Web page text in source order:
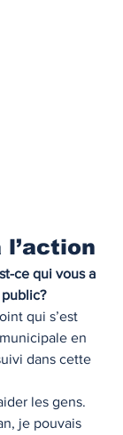
l’action
ce qui vous a
qui s’est
en
dans cette
les gens.
je pouvais